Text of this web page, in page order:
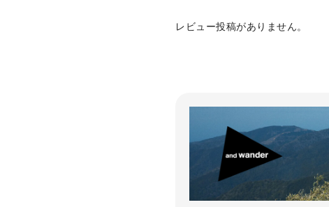
レビュー投稿がありません。